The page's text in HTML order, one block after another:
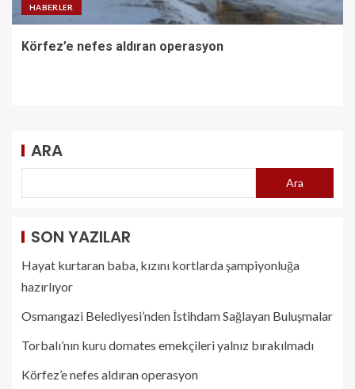
HABERLER
Körfez’e nefes aldıran operasyon
ARA
Ara
SON YAZILAR
Hayat kurtaran baba, kızını kortlarda şampiyonluğa
hazırlıyor
Osmangazi Belediyesi’nden İstihdam Sağlayan Buluşmalar
Torbalı’nın kuru domates emekçileri yalnız bırakılmadı
Körfez’e nefes aldıran operasyon